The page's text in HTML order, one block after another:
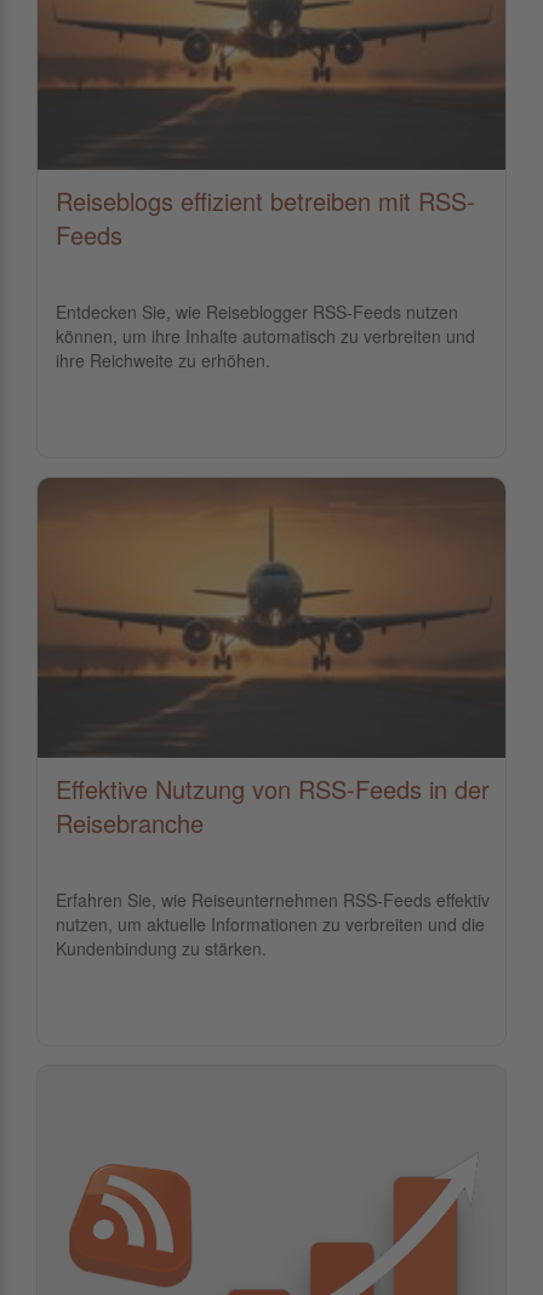
Reiseblogs effizient betreiben mit RSS-
Feeds
Entdecken Sie, wie Reiseblogger RSS-Feeds nutzen
können, um ihre Inhalte automatisch zu verbreiten und
ihre Reichweite zu erhöhen.
Effektive Nutzung von RSS-Feeds in der
Reisebranche
Erfahren Sie, wie Reiseunternehmen RSS-Feeds effektiv
nutzen, um aktuelle Informationen zu verbreiten und die
Kundenbindung zu stärken.